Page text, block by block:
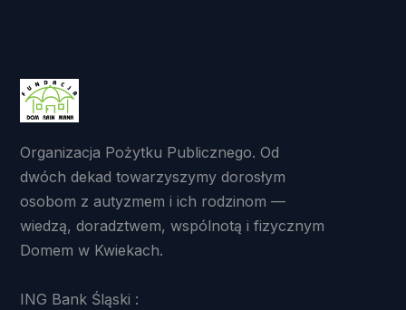
Organizacja Pożytku Publicznego. Od
dwóch dekad towarzyszymy dorosłym
osobom z autyzmem i ich rodzinom —
wiedzą, doradztwem, wspólnotą i fizycznym
Domem w Kwiekach.
ING Bank Śląski :